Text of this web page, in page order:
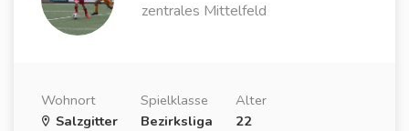
zentrales Mittelfeld
Wohnort
Salzgitter
Spielklasse
Bezirksliga
Alter
22